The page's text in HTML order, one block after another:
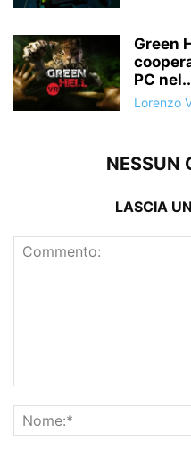
Green
PC
Lorenzo
NESSUN
LASCIA